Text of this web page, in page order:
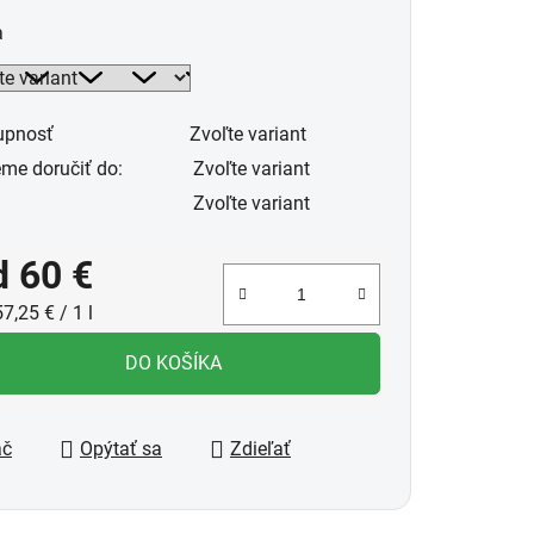
Zvoľte variant
doručiť do:
Zvoľte variant
Zvoľte variant
60 €
cena:
€ / 1 l
DO KOŠÍKA
Opýtať sa Zdieľať